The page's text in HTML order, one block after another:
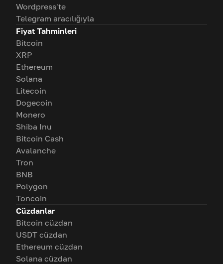
Wordpress'te
Telegram aracılığıyla
Fiyat Tahminleri
Bitcoin
XRP
Ethereum
Solana
Litecoin
Dogecoin
Monero
Shiba Inu
Bitcoin Cash
Avalanche
Tron
BNB
Polygon
Toncoin
Cüzdanlar
Bitcoin cüzdan
USDT cüzdan
Ethereum cüzdan
Solana cüzdan